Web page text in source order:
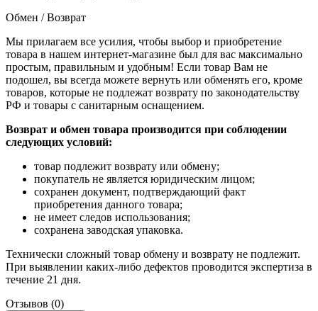
Обмен / Возврат
Мы прилагаем все усилия, чтобы выбор и приобретение
товара в нашем интернет-магазине был для вас максимально
простым, правильным и удобным! Если товар Вам не
подошел, вы всегда можете вернуть или обменять его, кроме
товаров, которые не подлежат возврату по законодательству
РФ и товары с санитарным оснащением.
Возврат и обмен товара производится при соблюдении
следующих условий:
товар подлежит возврату или обмену;
покупатель не является юридическим лицом;
сохранен документ, подтверждающий факт
приобретения данного товара;
не имеет следов использования;
сохранена заводская упаковка.
Технически сложный товар обмену и возврату не подлежит.
При выявлении каких-либо дефектов проводится экспертиза в
течение 21 дня.
Отзывов (0)